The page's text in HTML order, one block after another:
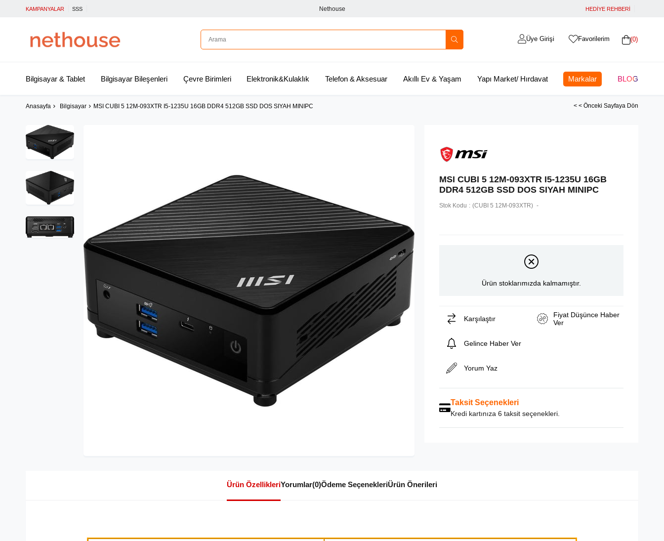
KAMPANYALAR SSS Nethouse HEDİYE REHBERİ
0
Favorilerim
Üye Girişi
Bilgisayar & Tablet Bilgisayar Bileşenleri Çevre Birimleri Elektronik&Kulaklık Telefon & Aksesuar Akıllı Ev & Yaşam Yapı Market/ Hırdavat Markalar BLOG
Anasayfa Bilgisayar MSI CUBI 5 12M-093XTR I5-1235U 16GB DDR4 512GB SSD DOS SIYAH MINIPC < < Önceki Sayfaya Dön
MSI CUBI 5 12M-093XTR I5-1235U 16GB
DDR4 512GB SSD DOS SIYAH MINIPC
Stok Kodu (CUBI 5 12M-093XTR)
Ürün stoklarımızda kalmamıştır.
Karşılaştır
Fiyat Düşünce Haber
Ver
Gelince Haber Ver
Yorum Yaz
Taksit Seçenekleri
Kredi kartınıza 6 taksit seçenekleri.
Ürün ÖzellikleriYorumlar(0)Ödeme SeçenekleriÜrün Önerileri